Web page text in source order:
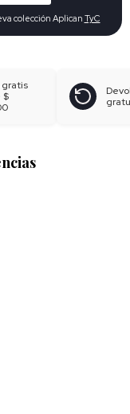
colección Aplican TyC
gratis
$